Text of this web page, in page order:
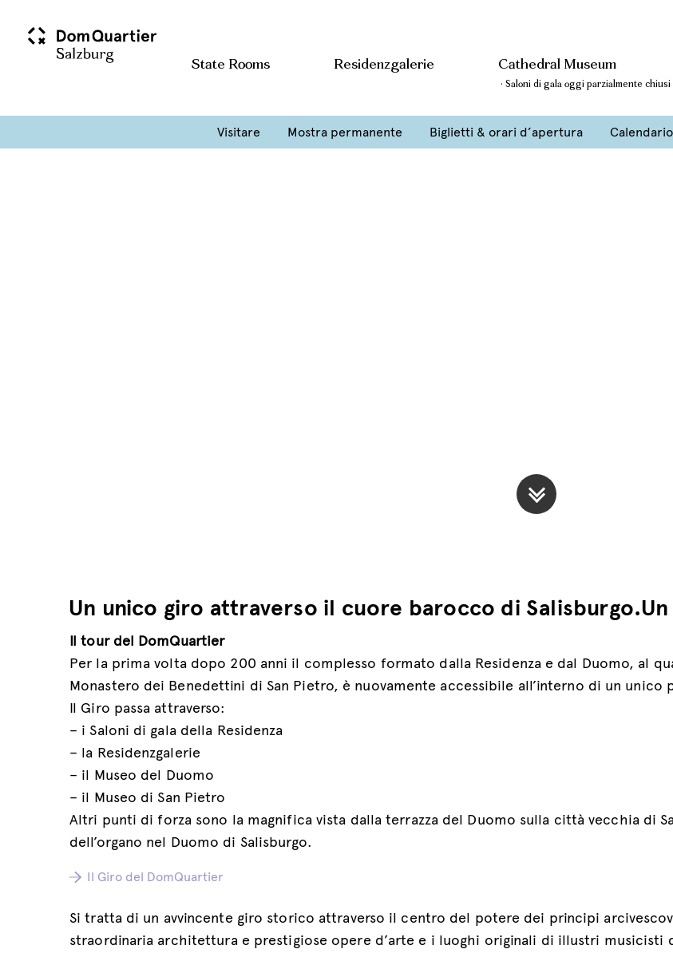
State Rooms Residenzgalerie Cathedral Museum
· Saloni di gala oggi parzialmente
Visitare Mostra permanente Biglietti & orari d’apertura
Un unico giro attraverso il cuore barocco di
Il tour del DomQuartier
Per la prima volta dopo 200 anni il complesso formato dalla Residenza e dal Duomo, al
Monastero dei Benedettini di San Pietro, è nuovamente accessibile all’interno di un unico
Il Giro passa attraverso:
– i Saloni di gala della Residenza
– la Residenzgalerie
– il Museo del Duomo
– il Museo di San Pietro
Altri punti di forza sono la magnifica vista dalla terrazza del Duomo sulla città vecchia di
dell’organo nel Duomo di Salisburgo.
Il Giro del DomQuartier
Si tratta di un avvincente giro storico attraverso il centro del potere dei principi
straordinaria architettura e prestigiose opere d’arte e i luoghi originali di illustri musicisti